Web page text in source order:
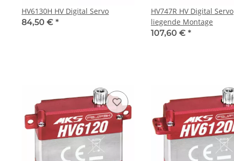
HV6130H HV Digital Servo
84,50 € *
HV747R HV Digital Servo
liegende Montage
107,60 € *